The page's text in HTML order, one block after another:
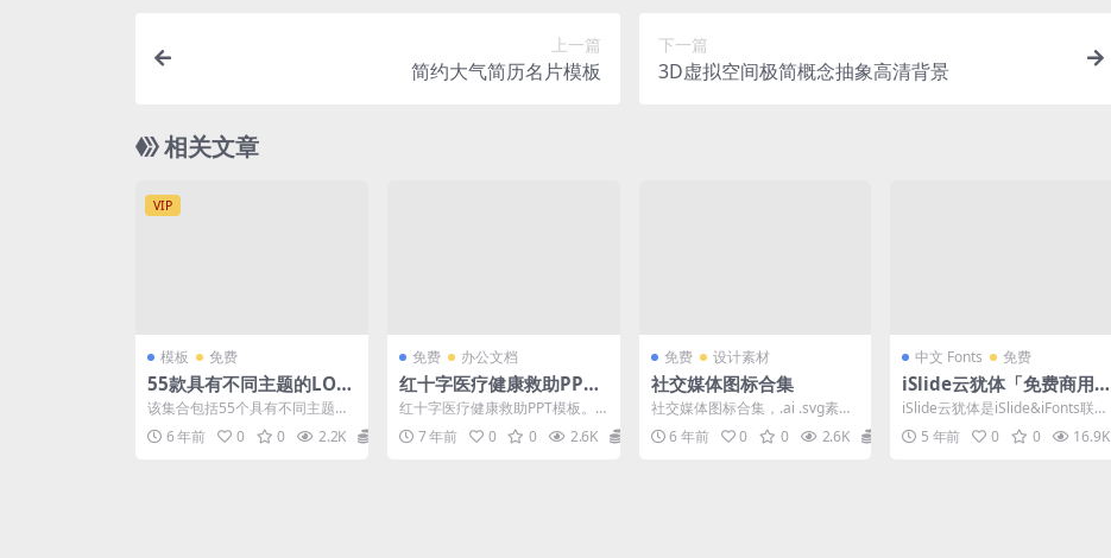
上一篇
简约大气简历名片模板
下一篇
3D虚拟空间极简概念抽象高清背景
相关文章
VIP
模板 免费
55款具有不同主题的LOG
O集合 Creative Logo B
undle
该集合包括55个具有不同主题的
创意徽标和主题logo，这些主题
具有矢量和开放层格...
6 年前 0 0 2.2K
免费 办公文档
红十字医疗健康救助PPT
模板
红十字医疗健康救助PPT模板。
一套红十字主题设计幻灯片模
板，适合医疗健康、人道主...
7 年前 0 0 2.6K
免费 设计素材
社交媒体图标合集
社交媒体图标合集，.ai .svg素材
下载！
6 年前 0 0 2.6K
中文 Fonts 免费
iSlide云犹体「免费商用
字体」
iSlide云犹体是iSlide&iFonts联合
推出的独家毛笔字体，免...
5 年前 0 0 16.9K